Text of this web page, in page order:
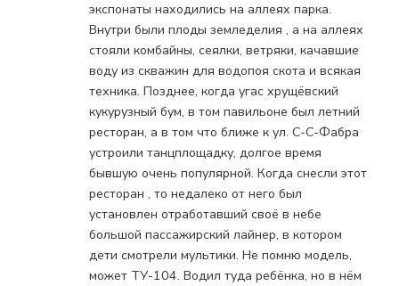
экспонаты находились на аллеях парка.
Внутри были плоды земледелия , а на аллеях
стояли комбайны, сеялки, ветряки, качавшие
воду из скважин для водопоя скота и всякая
техника. Позднее, когда угас хрущёвский
кукурузный бум, в том павильоне был летний
ресторан, а в том что ближе к ул. С-С-Фабра
устроили танцплощадку, долгое время
бывшую очень популярной. Когда снесли этот
ресторан , то недалеко от него был
установлен отработавший своё в небе
большой пассажирский лайнер, в котором
дети смотрели мультики. Не помню модель,
может ТУ-104. Водил туда ребёнка, но в нём